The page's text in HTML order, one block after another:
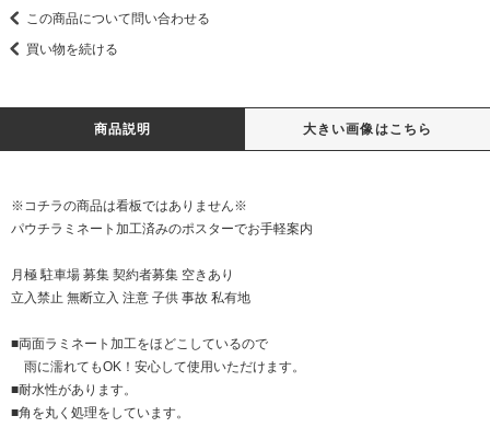
この商品について問い合わせる
買い物を続ける
商品説明 大きい画像はこちら
※コチラの商品は看板ではありません※
パウチラミネート加工済みのポスターでお手軽案内
月極 駐車場 募集 契約者募集 空きあり
立入禁止 無断立入 注意 子供 事故 私有地
■両面ラミネート加工をほどこしているので
雨に濡れてもOK！安心して使用いただけます。
■耐水性があります。
■角を丸く処理をしています。